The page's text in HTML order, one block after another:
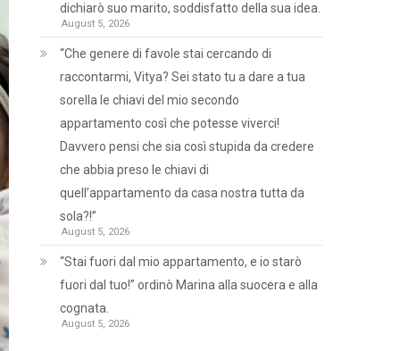
dichiarò suo marito, soddisfatto della sua idea.
August 5, 2026
“Che genere di favole stai cercando di
raccontarmi, Vitya? Sei stato tu a dare a tua
sorella le chiavi del mio secondo
appartamento così che potesse viverci!
Davvero pensi che sia così stupida da credere
che abbia preso le chiavi di
quell’appartamento da casa nostra tutta da
sola?!”
August 5, 2026
“Stai fuori dal mio appartamento, e io starò
fuori dal tuo!” ordinò Marina alla suocera e alla
cognata.
August 5, 2026